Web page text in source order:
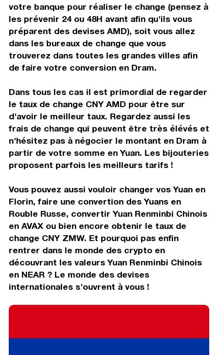
votre banque pour réaliser le change (pensez à
les prévenir 24 ou 48H avant afin qu'ils vous
préparent des devises AMD), soit vous allez
dans les bureaux de change que vous
trouverez dans toutes les grandes villes afin
de faire votre conversion en Dram.
Dans tous les cas il est primordial de regarder
le taux de change CNY AMD pour être sur
d'avoir le meilleur taux. Regardez aussi les
frais de change qui peuvent être très élévés et
n'hésitez pas à négocier le montant en Dram à
partir de votre somme en Yuan. Les bijouteries
proposent parfois les meilleurs tarifs !
Vous pouvez aussi vouloir changer vos Yuan en
Florin, faire une convertion des Yuans en
Rouble Russe, convertir Yuan Renminbi Chinois
en AVAX ou bien encore obtenir le taux de
change CNY ZMW. Et pourquoi pas enfin
rentrer dans le monde des crypto en
découvrant les valeurs Yuan Renminbi Chinois
en NEAR ? Le monde des devises
internationales s'ouvrent à vous !